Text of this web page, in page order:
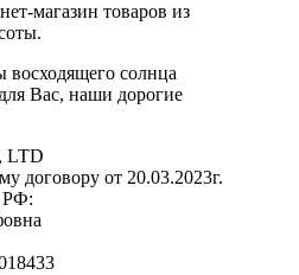
магазин товаров из
восходящего солнца
Вас, наши дорогие
LTD
договору от 20.03.2023г.
РФ: